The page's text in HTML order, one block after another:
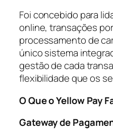
Foi concebido para
online, transações
processamento de
único sistema
gestão de cada
flexibilidade que os
O Que o Yellow Pay
Gateway de